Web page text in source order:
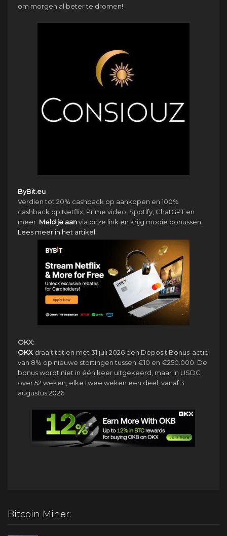
om morgen al beter te dromen!
ByBit.eu
Verdien tot 20% cashback op aankopen en 100%
cashback op Netflix, Prime video, Spotify, ChatGPT en
meer. Meld je aanvia onze link en krijg mooie bonussen.
Lees meer in het artikel.
OKX:
OKX draait tot en met 31 juli 2026 een Deposit Bonus-actie
van 8% op nieuwe stortingen tussen €10 en €250.000. De
bonus wordt niet in één keer uitgekeerd, maar in USDC
over 52 weken, elke twee weken een deel, vanaf 3
augustus 2026
Bitcoin Miner: